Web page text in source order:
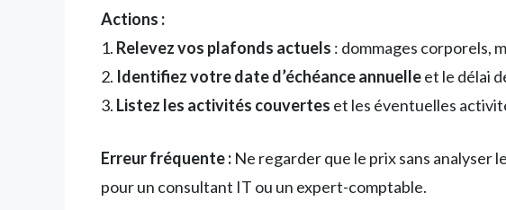
Actions :
1. Relevez vos plafonds actuels : dommages corporels,
2. Identifiez votre date d’échéance annuelleet le délai
3. Listez les activités couvertes et les éventuelles
Erreur fréquente : Ne regarder que le prix sans analyser
pour un consultant IT ou un expert-comptable.